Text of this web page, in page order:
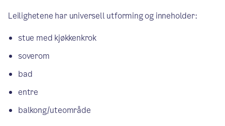
Leilighetene har universell utforming og inneholder:
stue med kjøkkenkrok
soverom
bad
entre
balkong/uteområde